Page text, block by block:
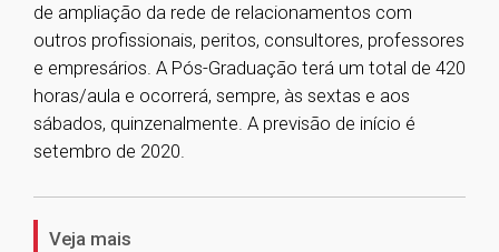
de ampliação da rede de relacionamentos com
outros profissionais, peritos, consultores, professores
e empresários. A Pós-Graduação terá um total de 420
horas/aula e ocorrerá, sempre, às sextas e aos
sábados, quinzenalmente. A previsão de início é
setembro de 2020.
Veja mais